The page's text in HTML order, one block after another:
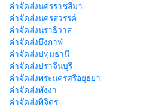
ค่าจัดส่งนครราชสีมา
ค่าจัดส่งนครสวรรค์
ค่าจัดส่งนราธิวาส
ค่าจัดส่งบึงกาฬ
ค่าจัดส่งปทุมธานี
ค่าจัดส่งปราจีนบุรี
ค่าจัดส่งพระนครศรีอยุธยา
ค่าจัดส่งพังงา
ค่าจัดส่งพิจิตร